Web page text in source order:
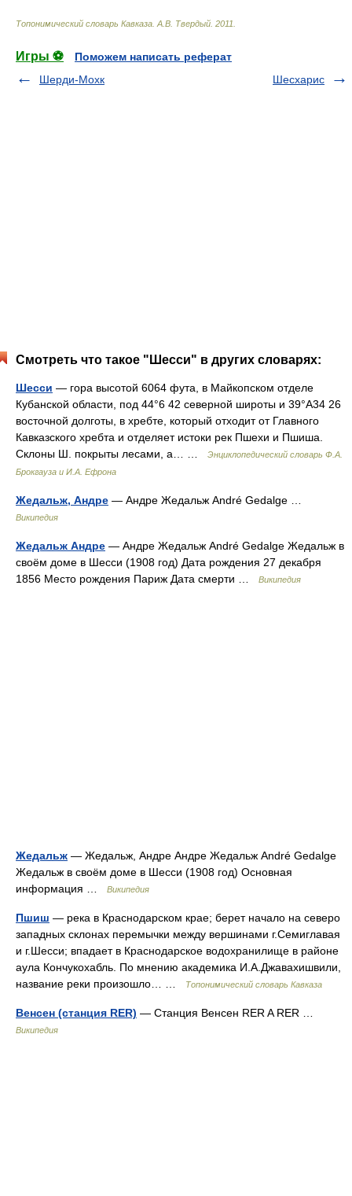
Топонимический словарь Кавказа А.В. Твердый 2011
Игры ⚽
Поможем написать реферат
Шерди-Мохк
Шесхарис
Смотреть что такое "Шесси" в других словарях:
Шесси — гора высотой 6064 фута, в Майкопском отделе
Кубанской области, под 44°6 42 северной широты и 39°А34 26
восточной долготы, в хребте, который отходит от Главного
Кавказского хребта и отделяет истоки рек Пшехи и Пшиша.
Склоны Ш. покрыты лесами, а… …
Энциклопедический словарь Ф.А.
Брокгауза и И.А. Ефрона
Жедальж, Андре — Андре Жедальж André Gedalge …
Википедия
Жедальж Андре — Андре Жедальж André Gedalge Жедальж в
своём доме в Шесси (1908 год) Дата рождения 27 декабря
1856 Место рождения Париж Дата смерти …
Википедия
Жедальж — Жедальж, Андре Андре Жедальж André Gedalge
Жедальж в своём доме в Шесси (1908 год) Основная
информация …
Википедия
Пшиш — река в Краснодарском крае; берет начало на северо
западных склонах перемычки между вершинами г.Семиглавая
и г.Шесси; впадает в Краснодарское водохранилище в районе
аула Кончукохабль. По мнению академика И.А.Джавахишвили,
название реки произошло… …
Топонимический словарь Кавказа
Венсен (станция RER) — Станция Венсен RER A RER …
Википедия